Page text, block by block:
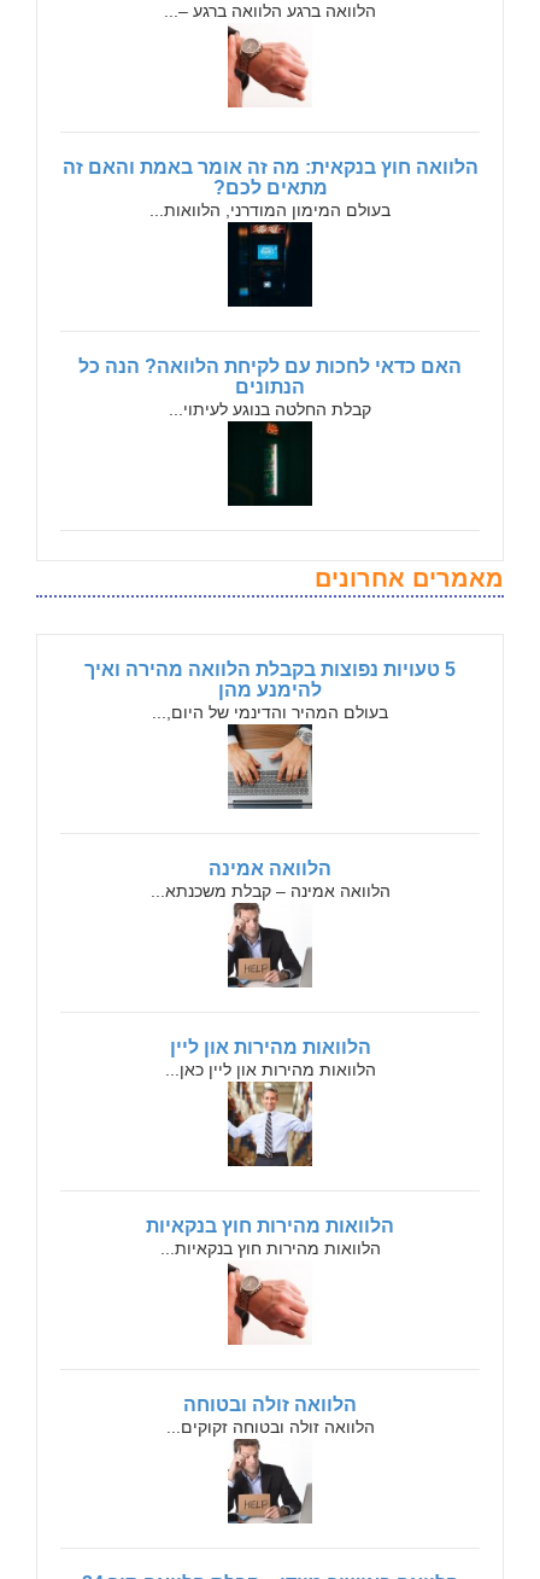
הלוואה ברגע הלוואה ברגע –...
הלוואה חוץ בנקאית: מה זה אומר באמת והאם זה
מתאים לכם?
בעולם המימון המודרני, הלוואות...
האם כדאי לחכות עם לקיחת הלוואה? הנה כל
הנתונים
קבלת החלטה בנוגע לעיתוי...
מאמרים אחרונים
5 טעויות נפוצות בקבלת הלוואה מהירה ואיך
להימנע מהן
בעולם המהיר והדינמי של היום,...
הלוואה אמינה
הלוואה אמינה – קבלת משכנתא...
הלוואות מהירות און ליין
הלוואות מהירות און ליין כאן...
הלוואות מהירות חוץ בנקאיות
הלוואות מהירות חוץ בנקאיות...
הלוואה זולה ובטוחה
הלוואה זולה ובטוחה זקוקים...